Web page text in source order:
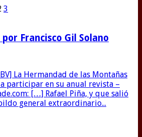
3
Francisco Gil Solano
La Hermandad de las Montañas
participar en su anual revista –
[…] Rafael Piña, y que salió
general extraordinario...